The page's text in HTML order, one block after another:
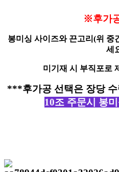
※후가
봉미싱 사이즈와 끈고리(위 중
세
미기재 시 부직포로
***후가공 선택은 장당
10조 주문시 봉